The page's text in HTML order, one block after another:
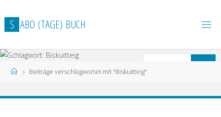
Inhalt
springen
S ABO (TAGE) BUCH
StartBeiträge verschlagwortet mit "Biskuitteig"